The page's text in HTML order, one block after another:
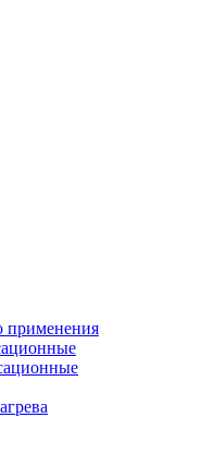
применения